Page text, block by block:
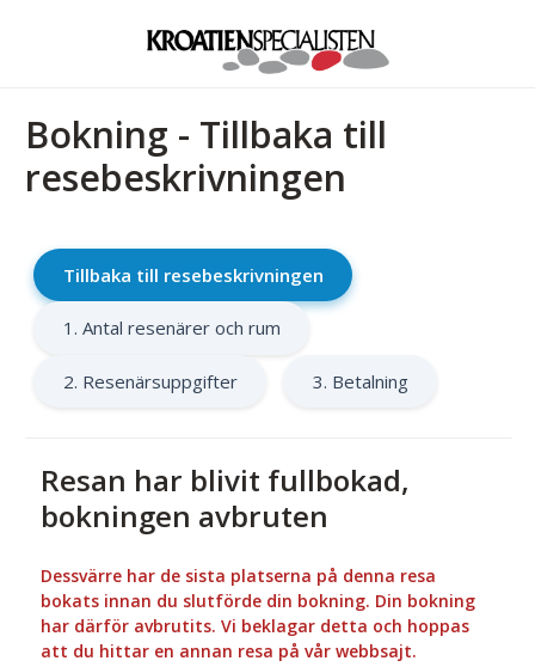
Bokning - Tillbaka till
resebeskrivningen
Tillbaka till resebeskrivningen
1. Antal resenärer och rum
2. Resenärsuppgifter 3. Betalning
Resan har blivit fullbokad,
bokningen avbruten
Dessvärre har de sista platserna på denna resa
bokats innan du slutförde din bokning. Din bokning
har därför avbrutits. Vi beklagar detta och hoppas
att du hittar en annan resa på vår webbsajt.